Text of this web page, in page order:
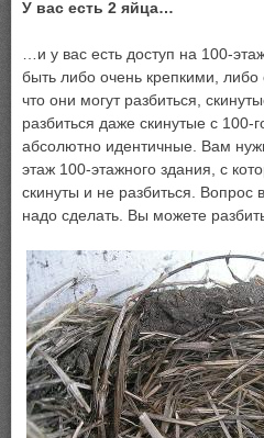
У вас есть 2 яйца…
…и у вас есть доступ на 100-
быть либо очень крепкими, либо
что они могут разбиться,
разбиться даже скинутые с 100-
абсолютно идентичные. Вам
этаж 100-этажного здания, с
скинуты и не разбиться. Вопрос
надо сделать. Вы можете